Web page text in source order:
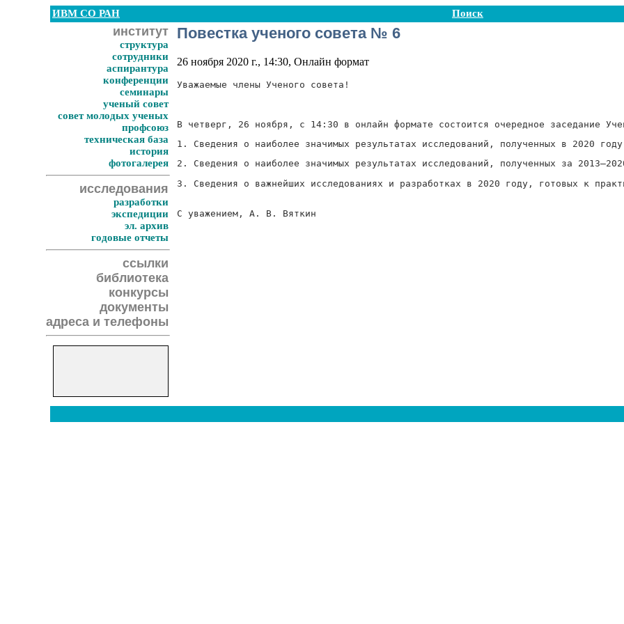
ИВМ СО РАН Поиск
институт
структура
сотрудники
аспирантура
конференции
семинары
ученый совет
совет молодых ученых
профсоюз
техническая база
история
фотогалерея
исследования
разработки
экспедиции
эл. архив
годовые отчеты
ссылки
библиотека
конкурсы
документы
адреса и телефоны
Повестка ученого совета № 6
26 ноября 2020 г., 14:30, Онлайн формат
Уважаемые члены Ученого совета!
В четверг, 26 ноября, с 14:30 в онлайн формате состоится очередное заседание
1. Сведения о наиболее значимых результатах исследований, полученных в 2020
2. Сведения о наиболее значимых результатах исследований, полученных за 2013–202
3. Сведения о важнейших исследованиях и разработках в 2020 году, готовых к
С уважением, А. В. Вяткин